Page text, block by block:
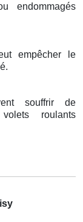
endommagés
empêcher le
souffrir de
roulants